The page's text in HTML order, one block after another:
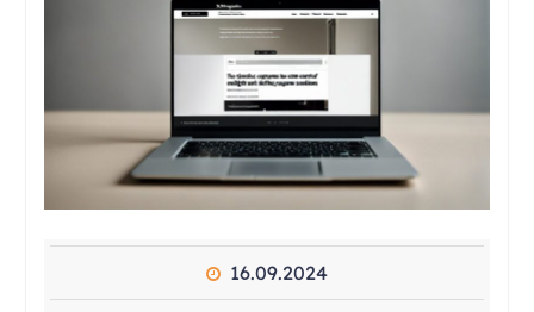
16.09.2024